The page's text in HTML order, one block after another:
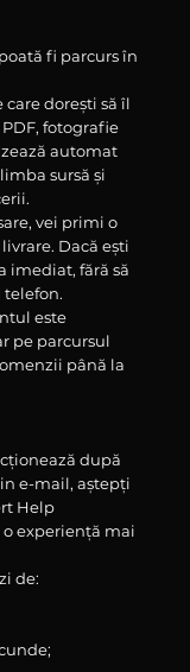
fi parcurs în
dorești să îl
fotografie
automat
sursă și
vei primi o
Dacă ești
imediat, fără să
este
pe parcursul
până la
după
e-mail, aștepți
Help
o experiență mai
de: